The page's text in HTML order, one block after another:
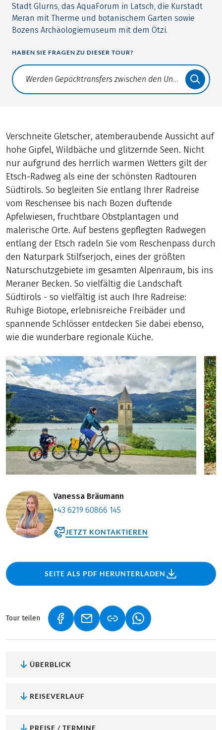
Stadt Glurns, das AquaForum in Latsch, die Kurstadt
Meran mit Therme und botanischem Garten sowie
Bozens Archäologiemuseum mit dem Ötzi.
HABEN SIE FRAGEN ZU DIESER TOUR?
Translate: a11y.faq.search
Verschneite Gletscher, atemberaubende Aussicht auf
hohe Gipfel, Wildbäche und glitzernde Seen. Nicht
nur aufgrund des herrlich warmen Wetters gilt der
Etsch-Radweg als eine der schönsten Radtouren
Südtirols. So begleiten Sie entlang Ihrer Radreise
vom Reschensee bis nach Bozen duftende
Apfelwiesen, fruchtbare Obstplantagen und
malerische Orte. Auf bestens gepflegten Radwegen
entlang der Etsch radeln Sie vom Reschenpass durch
den Naturpark Stilfserjoch, eines der größten
Naturschutzgebiete im gesamten Alpenraum, bis ins
Meraner Becken. So vielfältig die Landschaft
Südtirols - so vielfältig ist auch Ihre Radreise:
Ruhige Biotope, erlebnisreiche Freibäder und
spannende Schlösser entdecken Sie dabei ebenso,
wie die wunderbare regionale Küche.
Vanessa Bräumann
+43 6219 60866 145
JETZT KONTAKTIEREN
SEITE ALS PDF HERUNTERLADEN
Tour teilen (LINK ÖFFNET IN NEUEM TAB)
(LINK ÖFFNET IN NEUEM TAB)
(LINK ÖFFNET IN
ÜBERBLICK
REISEVERLAUF
PREISE / TERMINE